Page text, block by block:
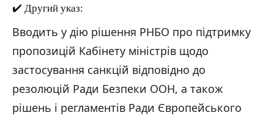
✔️ Другий указ:
Вводить у дію рішення РНБО про підтримку
пропозицій Кабінету міністрів щодо
застосування санкцій відповідно до
резолюцій Ради Безпеки ООН, а також
рішень і регламентів Ради Європейського